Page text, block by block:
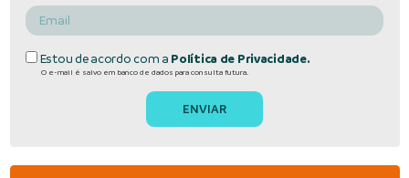
Estou de acordo com a Política de Privacidade.
O e-mail é salvo em banco de dados para consulta futura.